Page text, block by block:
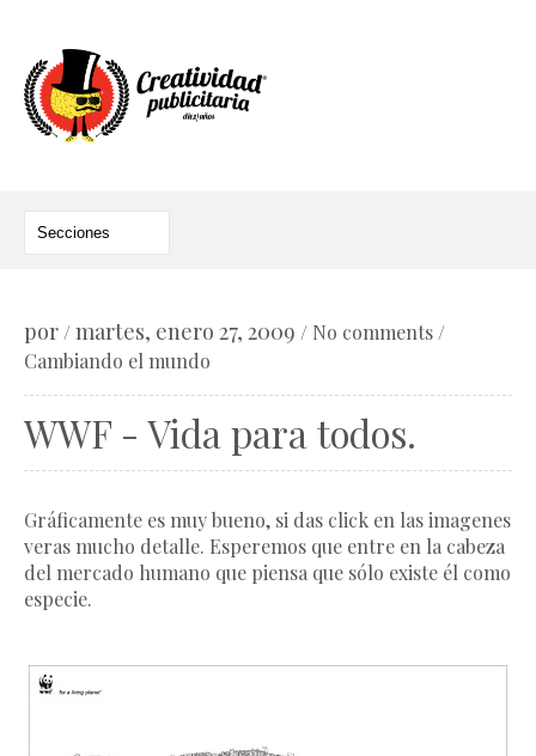
por /martes, enero 27, 2009 / No comments /
Cambiando el mundo
WWF - Vida para todos.
Gráficamente es muy bueno, si das click en las imagenes
veras mucho detalle. Esperemos que entre en la cabeza
del mercado humano que piensa que sólo existe él como
especie.